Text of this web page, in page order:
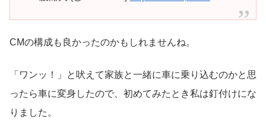
CMの構成も良かったのかもしれませんね。
「ワンッ！」と吠えて家族と一緒に車に乗り込むのかと思
ったら車に変身したので、初めてみたとき私は釘付けにな
りました。